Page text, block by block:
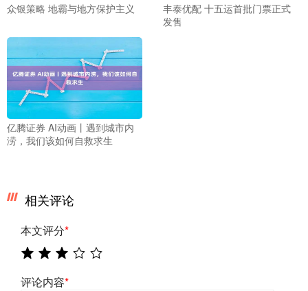
众银策略 地霸与地方保护主义
丰泰优配 十五运首批门票正式
发售
亿腾证券 AI动画丨遇到城市内
涝，我们该如何自救求生
相关评论
本文评分*
评论内容*